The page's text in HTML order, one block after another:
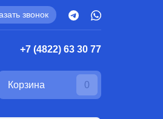
звонок
+7 (4822) 63 30 77
Корзина 0